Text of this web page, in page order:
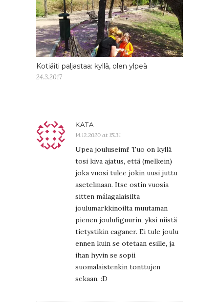
Kotiäiti paljastaa: kyllä, olen ylpeä
24.3.2017
KATA
14.12.2020 at 15:31
Upea jouluseimi! Tuo on kyllä
tosi kiva ajatus, että (melkein)
joka vuosi tulee jokin uusi juttu
asetelmaan. Itse ostin vuosia
sitten málagalaisilta
joulumarkkinoilta muutaman
pienen joulufiguurin, yksi niistä
tietystikin caganer. Ei tule joulu
ennen kuin se otetaan esille, ja
ihan hyvin se sopii
suomalaistenkin tonttujen
sekaan. :D